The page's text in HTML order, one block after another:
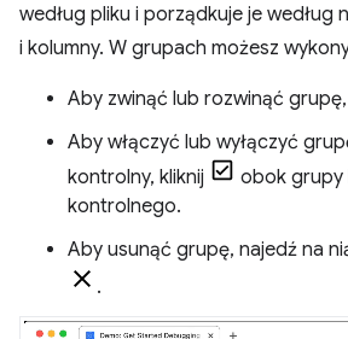
według pliku i porządkuje je według
i kolumny. W grupach możesz
Aby zwinąć lub rozwinąć grupę,
Aby włączyć lub wyłączyć
kontrolny, kliknij
obok grupy
kontrolnego.
Aby usunąć grupę, najedź na
.